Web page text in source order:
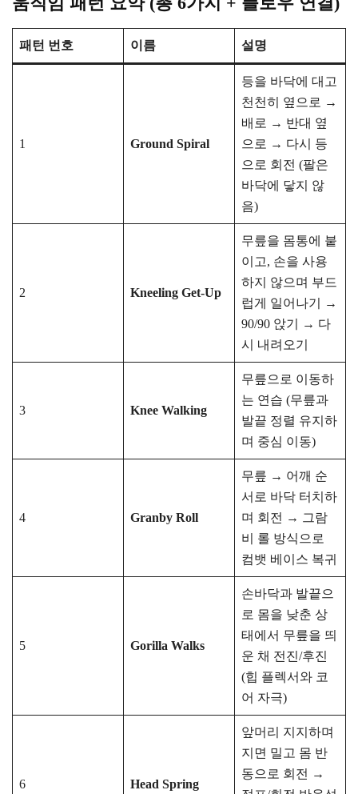
패턴 번호 이름 설명
1 Ground Spiral
등을 바닥에 대고
천천히 옆으로 →
배로 → 반대 옆
으로 → 다시 등
으로 회전 (팔은
바닥에 닿지 않
음)
2 Kneeling Get-Up
무릎을 몸통에 붙
이고, 손을 사용
하지 않으며 부드
럽게 일어나기 →
90/90 앉기 → 다
시 내려오기
3 Knee Walking
무릎으로 이동하
는 연습 (무릎과
발끝 정렬 유지하
며 중심 이동)
4 Granby Roll
무릎 → 어깨 순
서로 바닥 터치하
며 회전 → 그람
비 롤 방식으로
컴뱃 베이스 복귀
5 Gorilla Walks
손바닥과 발끝으
로 몸을 낮춘 상
태에서 무릎을 띄
운 채 전진/후진
(힙 플렉서와 코
어 자극)
6 Head Spring
앞머리 지지하며
지면 밀고 몸 반
동으로 회전 →